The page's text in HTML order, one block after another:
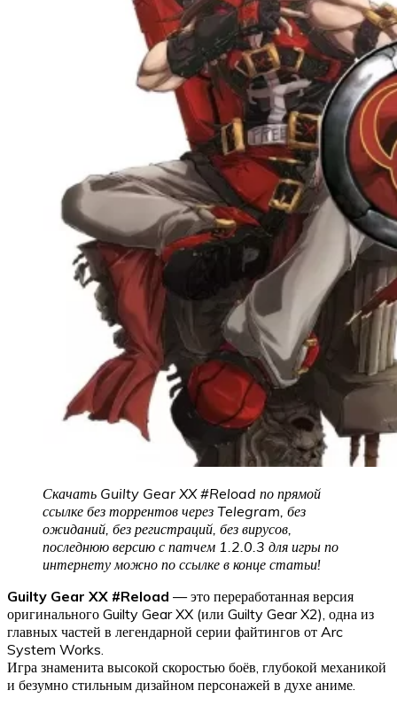
Скачать Guilty Gear XX #Reload по прямой
ссылке без торрентов через Telegram, без
ожиданий, без регистраций, без вирусов,
последнюю версию с патчем 1.2.0.3 для игры по
интернету можно по ссылке в конце статьи!
Guilty Gear XX #Reload — это переработанная версия
оригинального Guilty Gear XX (или Guilty Gear X2), одна из
главных частей в легендарной серии файтингов от Arc
System Works.
Игра знаменита высокой скоростью боёв, глубокой механикой
и безумно стильным дизайном персонажей в духе аниме.